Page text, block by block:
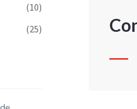
(10)
(25)